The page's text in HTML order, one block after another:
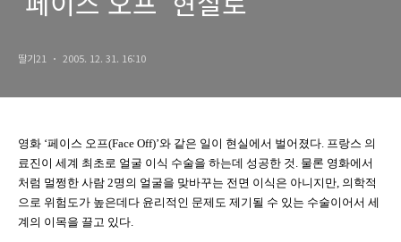
딸기21 2005. 12. 31. 16:10
영화 ‘페이스 오프(Face Off)’와 같은 일이 현실에서 벌어졌다. 프랑스 의
료진이 세계 최초로 얼굴 이식 수술을 하는데 성공한 것. 물론 영화에서
처럼 멀쩡한 사람 2명의 얼굴을 맞바꾸는 전면 이식은 아니지만, 의학적
으로 위험도가 높은데다 윤리적인 문제도 제기될 수 있는 수술이어서 세
계의 이목을 끌고 있다.